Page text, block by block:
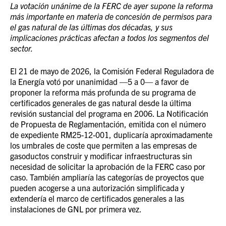
La votación unánime de la FERC de ayer supone la reforma
más importante en materia de concesión de permisos para
el gas natural de las últimas dos décadas, y sus
implicaciones prácticas afectan a todos los segmentos del
sector.
El 21 de mayo de 2026, la Comisión Federal Reguladora de
la Energía votó por unanimidad —5 a 0— a favor de
proponer la reforma más profunda de su programa de
certificados generales de gas natural desde la última
revisión sustancial del programa en 2006. La Notificación
de Propuesta de Reglamentación, emitida con el número
de expediente RM25-12-001, duplicaría aproximadamente
los umbrales de coste que permiten a las empresas de
gasoductos construir y modificar infraestructuras sin
necesidad de solicitar la aprobación de la FERC caso por
caso. También ampliaría las categorías de proyectos que
pueden acogerse a una autorización simplificada y
extendería el marco de certificados generales a las
instalaciones de GNL por primera vez.